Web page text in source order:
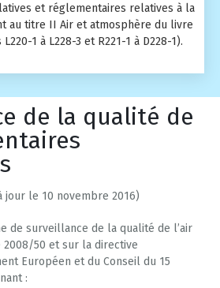
et réglementaires relatives à la
au titre II Air et atmosphère du livre
1 à L228-3 et R221-1 à D228-1).
de la qualité de
jour le 10 novembre 2016)
de surveillance de la qualité de l’air
50 et sur la directive
Européen et du Conseil du 15
: